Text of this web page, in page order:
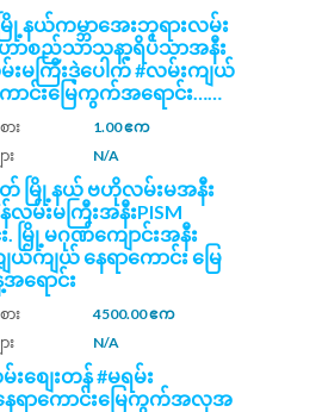
ြို့နယ်ကမ္ဘာအေးဘုရားလမ်း
ဟာစည်သာသနာ့ရိပ်သာအနီး
မကြီးဒဲ့ပေါက် #လမ်းကျယ်
ောင်းမြေကွက်အရောင်း……
း
1.00 ဧက
း
N/A
မြို့နယ် ဗဟိုလမ်းမအနီး
လမ်းမကြီးအနီးPISM
. မြို့မဂုဏ်​ကျောင်းအနီး
ယ်ကျယ် နေရာကောင်း မြေ
ရောင်း
း
4500.00 ဧက
း
N/A
းစျေးတန် #မရမ်း
ေရာကောင်းမြေကွက်အလှအ